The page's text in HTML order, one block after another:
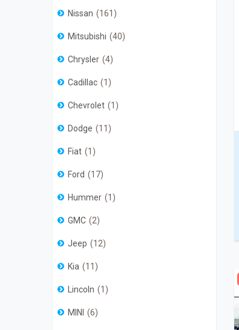
Nissan 161
Mitsubishi 40
Chrysler 4
Cadillac 1
Chevrolet 1
Dodge 11
Fiat 1
Ford 17
Hummer 1
GMC 2
Jeep 12
Kia 11
Lincoln 1
MINI 6